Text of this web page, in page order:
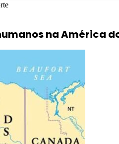
na América